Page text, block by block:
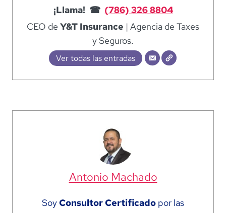
¡Llama! ☎ (786) 326 8804
CEO de Y&T Insurance | Agencia de Taxes
y Seguros.
Ver todas las entradas
Antonio Machado
SoyConsultor Certificado por las